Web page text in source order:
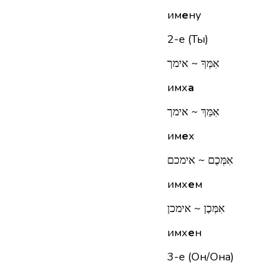
имену
2-е (Ты)
אִמְּךָ ~ אימך
имха
אִמֵּךְ ~ אימך
имех
אִמְּכֶם ~ אימכם
имхем
אִמְּכֶן ~ אימכן
имхен
3-е (Он/Она)